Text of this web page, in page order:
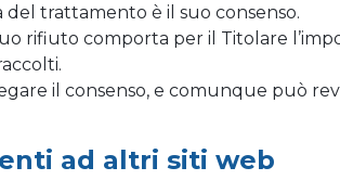
del trattamento è il suo consenso.
rifiuto comporta per il Titolare
il consenso, e comunque può
ad altri siti web